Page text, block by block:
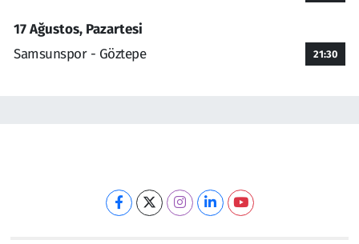
17 Ağustos, Pazartesi
Samsunspor - Göztepe
21:30